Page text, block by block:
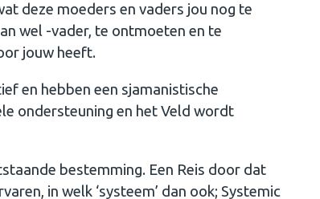
deze moeders en vaders jou nog te
wel -vader, te ontmoeten en te
jouw heeft.
en hebben een sjamanistische
ondersteuning en het Veld wordt
bestemming. Een Reis door dat
in welk ‘systeem’ dan ook; Systemic